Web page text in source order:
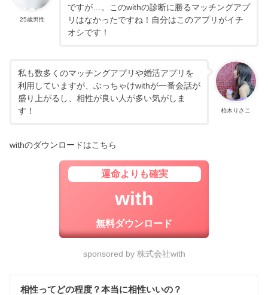
25歳男性
ですが…。このwithの診断に勝るマッチングアプ
リはなかったですね！自分はこのアプリがイチ
オシです！
柏木りさこ
私も数多くのマッチングアプリや婚活アプリを
利用していますが、ぶっちゃけwithが一番会話が
盛り上がるし、相性が良い人が多い気がしま
す！
withのダウンロードはこちら
運命よりも確実
with
無料ダウンロード
sponsored by 株式会社with
相性ってどの程度？本当に相性いいの？